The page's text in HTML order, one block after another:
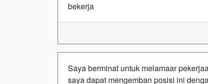
bekerja
Saya berminat untuk melamaar
saya dapat mengemban posisi ini